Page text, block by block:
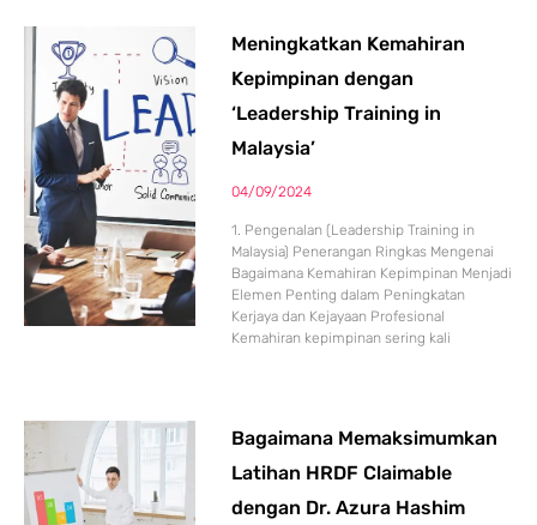
Meningkatkan Kemahiran
Kepimpinan dengan
‘Leadership Training in
Malaysia’
04/09/2024
1. Pengenalan (Leadership Training in
Malaysia) Penerangan Ringkas Mengenai
Bagaimana Kemahiran Kepimpinan Menjadi
Elemen Penting dalam Peningkatan
Kerjaya dan Kejayaan Profesional
Kemahiran kepimpinan sering kali
Bagaimana Memaksimumkan
Latihan HRDF Claimable
dengan Dr. Azura Hashim